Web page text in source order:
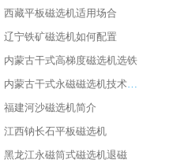
西藏平板磁选机适用场合
辽宁铁矿磁选机如何配置
内蒙古干式高梯度磁选机选铁
内蒙古干式永磁磁选机技术要求
福建河沙磁选机简介
江西钠长石平板磁选机
黑龙江永磁筒式磁选机退磁